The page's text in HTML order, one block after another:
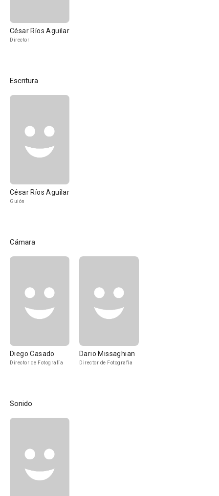
César Ríos Aguilar
Director
Escritura
César Ríos Aguilar
Guión
Cámara
Diego Casado
Director de Fotografía
Dario Missaghian
Director de Fotografía
Sonido